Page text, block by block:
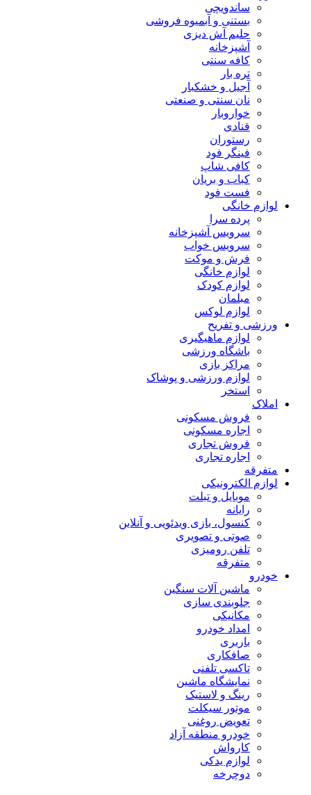
ساندویچی
بستنی و آبمیوه فروشی
حلیم آش دیزی
آشپزخانه
کافه سنتی
تره بار
آجیل و خشکبار
نان سنتی و صنعتی
خواروبار
قنادی
رستوران
فینگر فود
کافی شاپ
کباب و بریان
فست فود
لوازم خانگی
پرده سرا
سرویس آشپزخانه
سرویس خواب
فرش و موکت
لوازم خانگی
لوازم کودک
مبلمان
لوازم لوکس
ورزشی و تفریح
لوازم ماهیگیری
باشگاه ورزشی
مراکز بازی
لوازم ورزشی و پوشاک
استخر
املاک
فروش مسکونی
اجاره مسکونی
فروش تجاری
اجاره تجاری
متفرقه
لوازم الکترونیکی
موبایل و تبلت
رایانه
کنسول، بازی‌ ویدئویی و آنلاین
صوتی و تصویری
تلفن رومیزی
متفرقه
خودرو
ماشین آلات سنگین
جلوبندی سازی
مکانیکی
امداد خودرو
باربری
صافکاری
تاکسی تلفنی
نمایشگاه ماشین
رینگ و لاستیک
موتور سیکلت
تعویض روغنی
خودرو منطقه آزاد
کارواش
لوازم یدکی
دوچرخه